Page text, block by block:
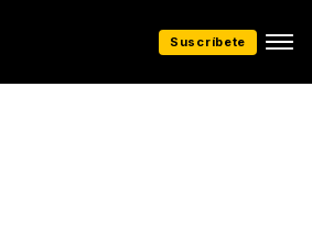
Suscríbete